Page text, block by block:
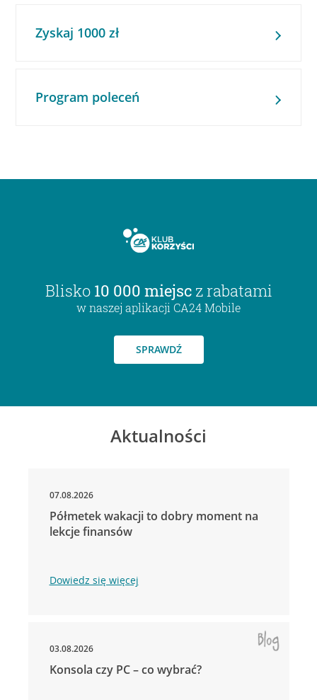
Zyskaj 1000 zł
Program poleceń
Blisko 10 000 miejsc z rabatami
w naszej aplikacji CA24 Mobile
SPRAWDŹ
Aktualności
07.08.2026
Półmetek wakacji to dobry moment na
lekcje finansów
Dowiedz się więcej
03.08.2026
Konsola czy PC – co wybrać?